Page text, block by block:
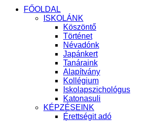
FŐOLDAL
ISKOLÁNK
Köszöntő
Történet
Névadónk
Japánkert
Tanáraink
Alapítvány
Kollégium
Iskolapszichológus
Katonasuli
KÉPZÉSEINK
Érettségit adó